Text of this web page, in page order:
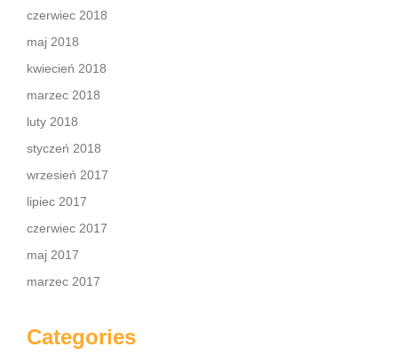
czerwiec 2018
maj 2018
kwiecień 2018
marzec 2018
luty 2018
styczeń 2018
wrzesień 2017
lipiec 2017
czerwiec 2017
maj 2017
marzec 2017
Categories